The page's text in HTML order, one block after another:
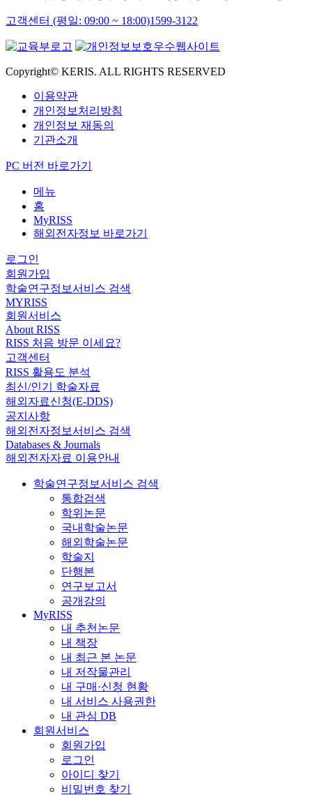
고객센터 (평일: 09:00 ~ 18:00)1599-3122
Copyright© KERIS. ALL RIGHTS RESERVED
이용약관
개인정보처리방침
개인정보 재동의
기관소개
PC 버전 바로가기
메뉴
홈
MyRISS
해외전자정보 바로가기
로그인
회원가입
학술연구정보서비스 검색
MYRISS
회원서비스
About RISS
RISS 처음 방문 이세요?
고객센터
RISS 활용도 분석
최신/인기 학술자료
해외자료신청(E-DDS)
공지사항
해외전자정보서비스 검색
Databases & Journals
해외전자자료 이용안내
학술연구정보서비스 검색
통합검색
학위논문
국내학술논문
해외학술논문
학술지
단행본
연구보고서
공개강의
MyRISS
내 추천논문
내 책장
내 최근 본 논문
내 저작물관리
내 구매·신청 현황
내 서비스 사용권한
내 관심 DB
회원서비스
회원가입
로그인
아이디 찾기
비밀번호 찾기